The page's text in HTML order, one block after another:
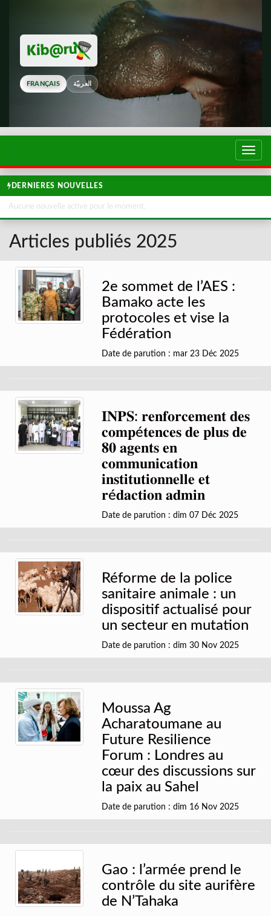
FRANÇAIS العربيّة
DERNIERES NOUVELLES
Aucune nouvelle active pour le moment.
Articles publiés 2025
2e sommet de l’AES :
Bamako acte les
protocoles et vise la
Fédération
Date de parution : mar 23 Déc 2025
𝐈𝐍𝐏𝐒: 𝐫𝐞𝐧𝐟𝐨𝐫𝐜𝐞𝐦𝐞𝐧𝐭 𝐝𝐞𝐬
𝐜𝐨𝐦𝐩é𝐭𝐞𝐧𝐜𝐞𝐬 𝐝𝐞 𝐩𝐥𝐮𝐬 𝐝𝐞
𝟖𝟎 𝐚𝐠𝐞𝐧𝐭𝐬 𝐞𝐧
𝐜𝐨𝐦𝐦𝐮𝐧𝐢𝐜𝐚𝐭𝐢𝐨𝐧
𝐢𝐧𝐬𝐭𝐢𝐭𝐮𝐭𝐢𝐨𝐧𝐧𝐞𝐥𝐥𝐞 𝐞𝐭
𝐫é𝐝𝐚𝐜𝐭𝐢𝐨𝐧 𝐚𝐝𝐦𝐢𝐧
Date de parution : dim 07 Déc 2025
Réforme de la police
sanitaire animale : un
dispositif actualisé pour
un secteur en mutation
Date de parution : dim 30 Nov 2025
Moussa Ag
Acharatoumane au
Future Resilience
Forum : Londres au
cœur des discussions sur
la paix au Sahel
Date de parution : dim 16 Nov 2025
Gao : l’armée prend le
contrôle du site aurifère
de N’Tahaka